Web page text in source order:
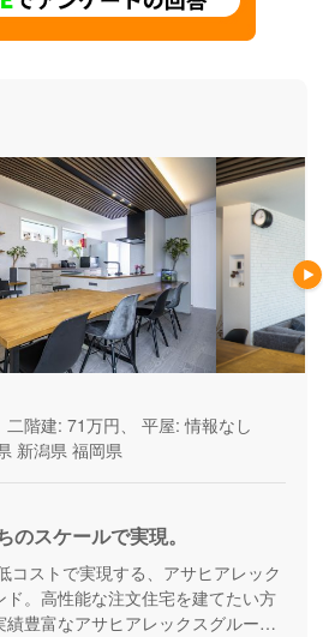
二階建: 71万円、 平屋: 情報なし
新潟県 福岡県
のスケールで実現。
コストで実現する、アサヒアレック
。高性能な注文住宅を建てたい方
豊富なアサヒアレックスグループ